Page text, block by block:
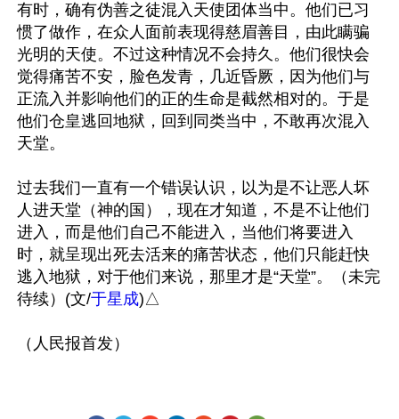
有时，确有伪善之徒混入天使团体当中。他们已习
惯了做作，在众人面前表现得慈眉善目，由此瞒骗
光明的天使。不过这种情况不会持久。他们很快会
觉得痛苦不安，脸色发青，几近昏厥，因为他们与
正流入并影响他们的正的生命是截然相对的。于是
他们仓皇逃回地狱，回到同类当中，不敢再次混入
天堂。
过去我们一直有一个错误认识，以为是不让恶人坏
人进天堂（神的国），现在才知道，不是不让他们
进入，而是他们自己不能进入，当他们将要进入
时，就呈现出死去活来的痛苦状态，他们只能赶快
逃入地狱，对于他们来说，那里才是“天堂”。（未完
待续）(文/于星成)△